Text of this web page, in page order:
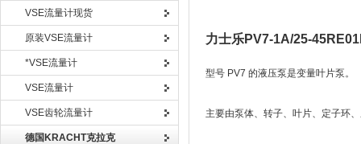
VSE流量计现货
原装VSE流量计
*VSE流量计
VSE流量计
VSE齿轮流量计
德国KRACHT克拉克
力士乐PV7-1A/25-
型号 PV7 的液压泵是变量叶片泵。
主要由泵体、转子、叶片、定子环